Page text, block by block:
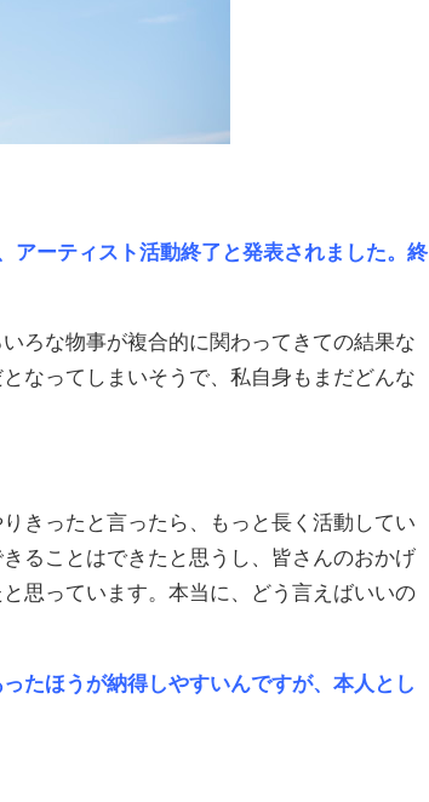
ーティスト活動終了と発表されました。終
ろな物事が複合的に関わってきての結果な
なってしまいそうで、私自身もまだどんな
きったと言ったら、もっと長く活動してい
ることはできたと思うし、皆さんのおかげ
思っています。本当に、どう言えばいいの
たほうが納得しやすいんですが、本人とし